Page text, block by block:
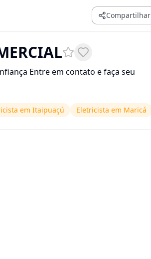
Compartilhar
Entre em contato e faça seu
em Itaipuaçú Eletricista em Maricá